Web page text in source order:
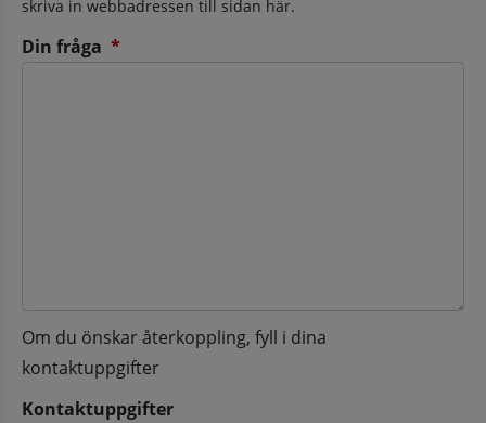
skriva in webbadressen till sidan här.
Din fråga *
Om du önskar återkoppling, fyll i dina
kontaktuppgifter
Kontaktuppgifter